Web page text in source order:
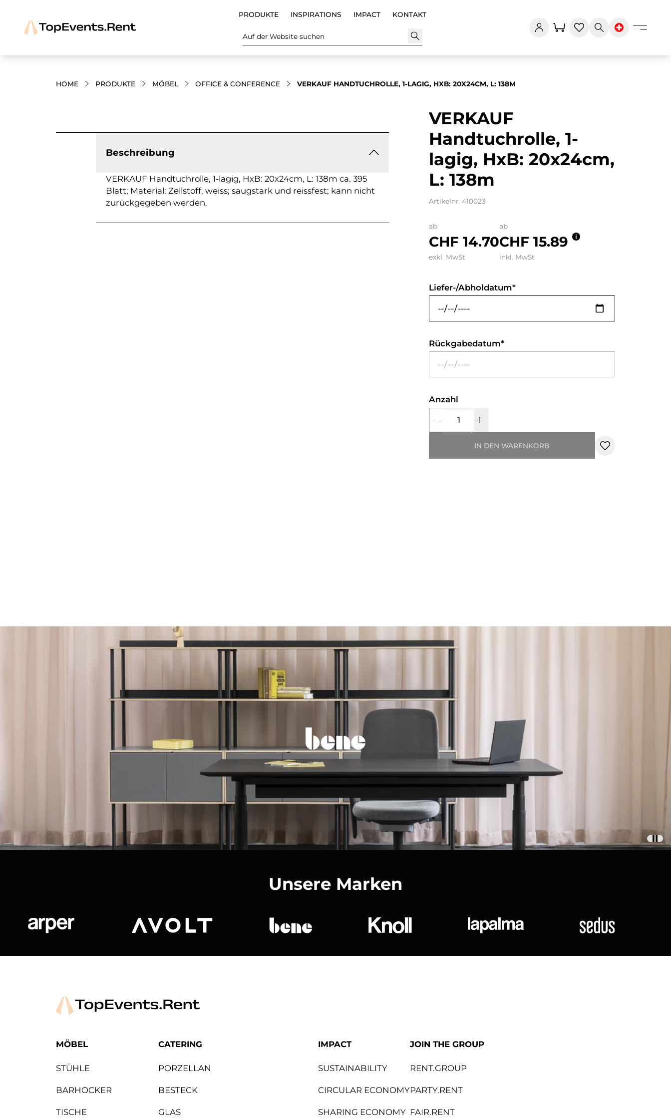
PRODUKTE INSPIRATIONS IMPACT KONTAKT
Auf der Website suchen
HOME PRODUKTE MÖBEL OFFICE & CONFERENCE VERKAUF HANDTUCHROLLE, 1-LAGIG, HXB: 20X24CM, L: 138M
VERKAUF
Handtuchrolle, 1-
lagig, HxB: 20x24cm,
L: 138m
Artikelnr. 410023
ab
CHF 14.70
exkl. MwSt
ab
CHF 15.89
inkl. MwSt
Liefer-/Abholdatum
Rückgabedatum
Anzahl
IN DEN WARENKORB
Beschreibung
VERKAUF Handtuchrolle, 1-lagig, HxB: 20x24cm, L: 138m ca. 395
Blatt; Material: Zellstoff, weiss; saugstark und reissfest; kann nicht
zurückgegeben werden.
Unsere Marken
MÖBEL
STÜHLE
BARHOCKER
TISCHE
CATERING
PORZELLAN
BESTECK
GLAS
IMPACT
SUSTAINABILITY
CIRCULAR ECONOMY
SHARING ECONOMY
JOIN THE GROUP
RENT.GROUP
PARTY.RENT
FAIR.RENT